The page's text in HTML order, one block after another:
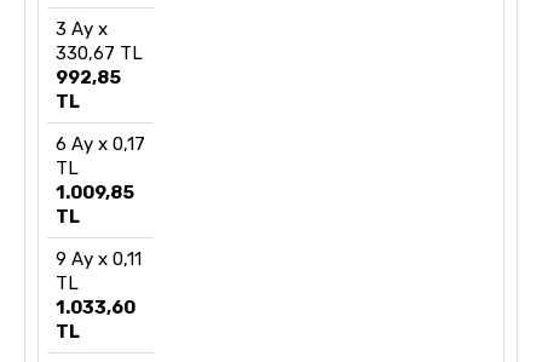
3 Ay x
330,67 TL
992,85
TL
6 Ay x 0,17
TL
1.009,85
TL
9 Ay x 0,11
TL
1.033,60
TL